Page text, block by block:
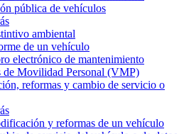
pública de vehículos
ambiental
de un vehículo
electrónico de mantenimiento
de Movilidad Personal (VMP)
reformas y cambio de servicio o
y reformas de un vehículo